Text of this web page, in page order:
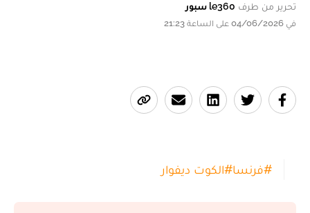
تحرير من طرف le360 سبور
في 04/06/2026 على الساعة 21:23
#فرنسا#الكوت ديفوار